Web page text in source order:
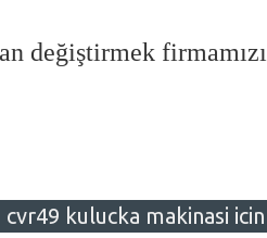
değiştirmek
cvr49 kulucka makinasi